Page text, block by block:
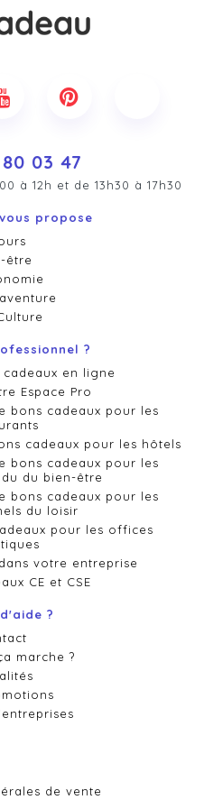
03 47
à 12h et de 13h30 à 17h30
propose
être
?
en ligne
Espace Pro
bons cadeaux pour les
cadeaux pour les hôtels
bons cadeaux pour les
du bien-être
bons cadeaux pour les
du loisir
pour les offices
votre entreprise
CE et CSE
?
marche ?
de vente